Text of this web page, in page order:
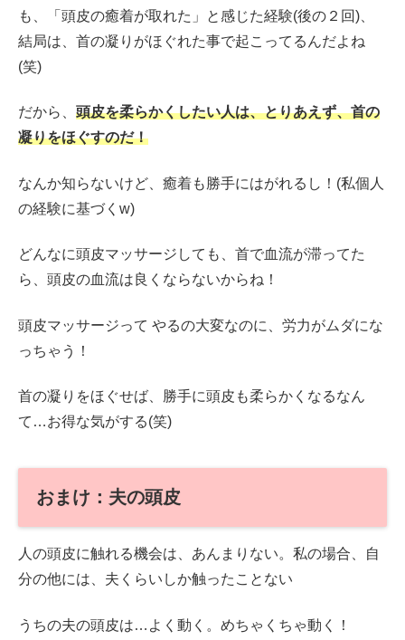
も、「頭皮の癒着が取れた」と感じた経験(後の２回)、
結局は、首の凝りがほぐれた事で起こってるんだよね
(笑)
だから、 頭皮を柔らかくしたい人は、とりあえず、首の
凝りをほぐすのだ！
なんか知らないけど、癒着も勝手にはがれるし！(私個人
の経験に基づくw)
どんなに頭皮マッサージしても、首で血流が滞ってた
ら、頭皮の血流は良くならないからね！
頭皮マッサージって やるの大変なのに、労力がムダにな
っちゃう！
首の凝りをほぐせば、勝手に頭皮も柔らかくなるなん
て…お得な気がする(笑)
おまけ：夫の頭皮
人の頭皮に触れる機会は、あんまりない。私の場合、自
分の他には、夫くらいしか触ったことない
うちの夫の頭皮は…よく動く。めちゃくちゃ動く！